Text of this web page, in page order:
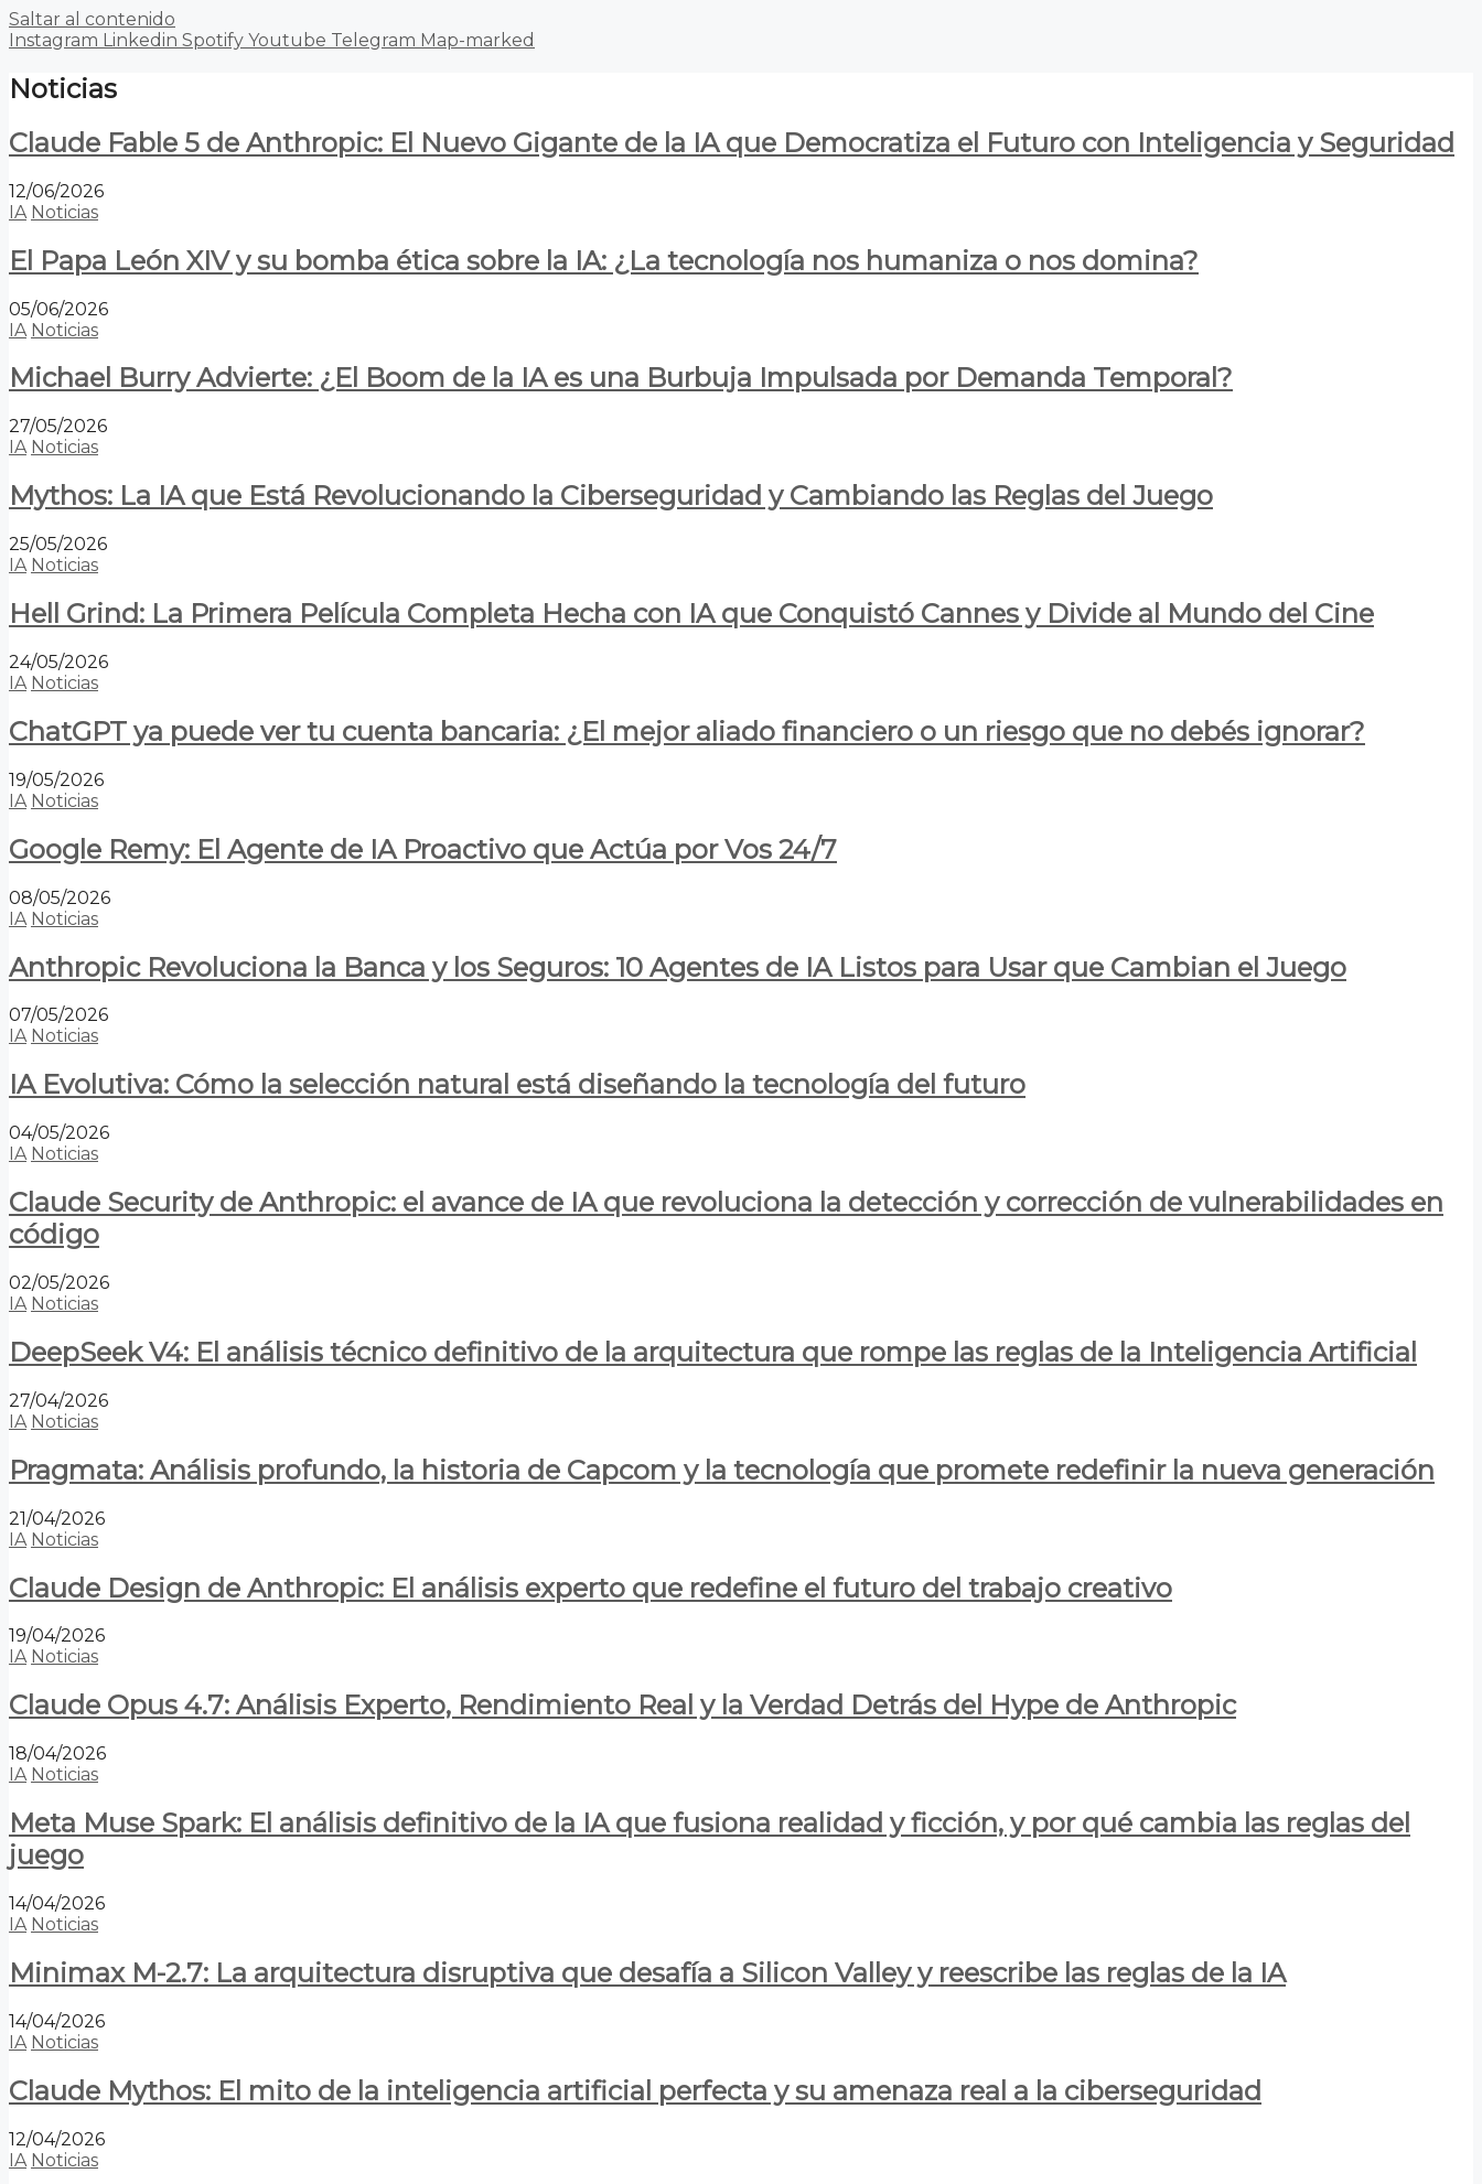
Saltar al contenido
Instagram Linkedin Spotify Youtube Telegram Map-marked
Noticias
Claude Fable 5 de Anthropic: El Nuevo Gigante de la IA que Democratiza el Futuro con Inteligencia y Seguridad
12/06/2026
IA Noticias
El Papa León XIV y su bomba ética sobre la IA: ¿La tecnología nos humaniza o nos domina?
05/06/2026
IA Noticias
Michael Burry Advierte: ¿El Boom de la IA es una Burbuja Impulsada por Demanda Temporal?
27/05/2026
IA Noticias
Mythos: La IA que Está Revolucionando la Ciberseguridad y Cambiando las Reglas del Juego
25/05/2026
IA Noticias
Hell Grind: La Primera Película Completa Hecha con IA que Conquistó Cannes y Divide al Mundo del Cine
24/05/2026
IA Noticias
ChatGPT ya puede ver tu cuenta bancaria: ¿El mejor aliado financiero o un riesgo que no debés ignorar?
19/05/2026
IA Noticias
Google Remy: El Agente de IA Proactivo que Actúa por Vos 24/7
08/05/2026
IA Noticias
Anthropic Revoluciona la Banca y los Seguros: 10 Agentes de IA Listos para Usar que Cambian el Juego
07/05/2026
IA Noticias
IA Evolutiva: Cómo la selección natural está diseñando la tecnología del futuro
04/05/2026
IA Noticias
Claude Security de Anthropic: el avance de IA que revoluciona la detección y corrección de vulnerabilidades en
código
02/05/2026
IA Noticias
DeepSeek V4: El análisis técnico definitivo de la arquitectura que rompe las reglas de la Inteligencia Artificial
27/04/2026
IA Noticias
Pragmata: Análisis profundo, la historia de Capcom y la tecnología que promete redefinir la nueva generación
21/04/2026
IA Noticias
Claude Design de Anthropic: El análisis experto que redefine el futuro del trabajo creativo
19/04/2026
IA Noticias
Claude Opus 4.7: Análisis Experto, Rendimiento Real y la Verdad Detrás del Hype de Anthropic
18/04/2026
IA Noticias
Meta Muse Spark: El análisis definitivo de la IA que fusiona realidad y ficción, y por qué cambia las reglas del
juego
14/04/2026
IA Noticias
Minimax M-2.7: La arquitectura disruptiva que desafía a Silicon Valley y reescribe las reglas de la IA
14/04/2026
IA Noticias
Claude Mythos: El mito de la inteligencia artificial perfecta y su amenaza real a la ciberseguridad
12/04/2026
IA Noticias